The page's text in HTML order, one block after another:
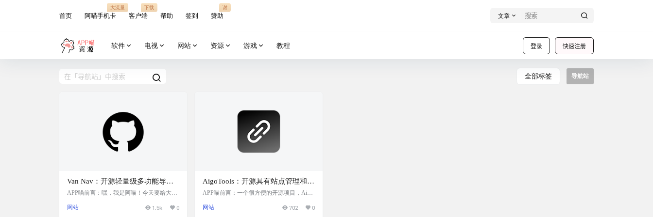
首页 阿喵手机卡
大流量
客户端
下载
帮助 签到 赞助
谢
文章
登录 快速注册
软件 电视 网站 资源 游戏 教程
全部标签 导航站
Van Nav：开源轻量级多功能导航
站，支持全平台，单文件部署，并
服务，提高访问效率
APP喵前言：嘿，我是阿喵！今天要给大家
一个轻量级的导航站，可以汇总你所有的服
网站 1.5k 0
AigoTools：开源具有站点管理和自
动收录功能的导航站项目，提供国
APP喵前言：一个很方便的开源项目，Aigo
导航，而且它还自带了网站信息自动抓取的
网站 702 0